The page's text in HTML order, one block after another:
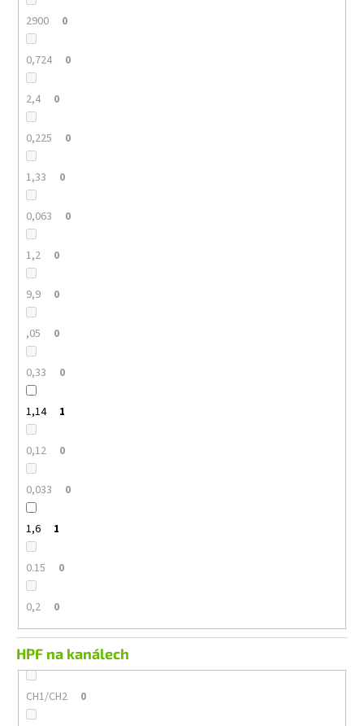
2900 0
0,724 0
2,4 0
0,225 0
1,33 0
0,063 0
1,2 0
9,9 0
,05 0
0,33 0
1,14 1
0,12 0
0,033 0
1,6 1
0.15 0
0,2 0
HPF na kanálech
CH1/CH2 0